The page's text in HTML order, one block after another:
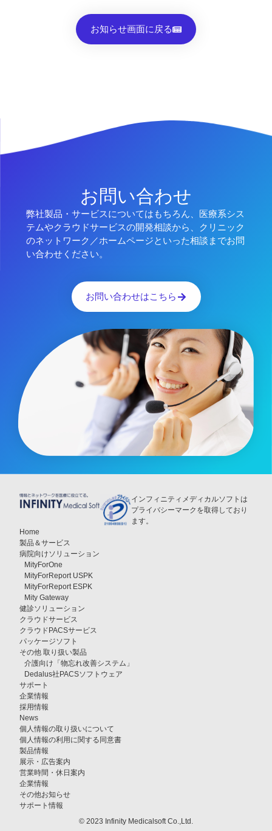
お知らせ画面に戻る
お問い合わせ
弊社製品・サービスについてはもちろん、医療系シス
テムやクラウドサービスの開発相談から、クリニック
のネットワーク／ホームページといった相談までお問
い合わせください。
お問い合わせはこちら
インフィニティメディカルソフトは
プライバシーマークを取得しており
ます。
Home
製品＆サービス
病院向けソリューション
MityForOne
MityForReport USPK
MityForReport ESPK
Mity Gateway
健診ソリューション
クラウドサービス
クラウドPACSサービス
パッケージソフト
その他 取り扱い製品
介護向け「物忘れ改善システム」
Dedalus社PACSソフトウェア
サポート
企業情報
採用情報
News
個人情報の取り扱いについて
個人情報の利用に関する同意書
製品情報
展示・広告案内
営業時間・休日案内
企業情報
その他お知らせ
サポート情報
© 2023 Infinity Medicalsoft Co.,Ltd.